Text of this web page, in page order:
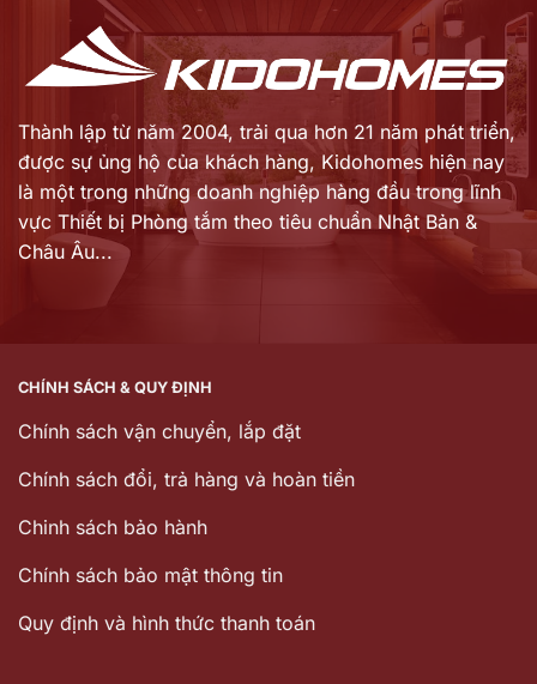
Thành lập từ năm 2004, trải qua hơn 21 năm phát triển,
được sự ủng hộ của khách hàng, Kidohomes hiện nay
là một trong những doanh nghiệp hàng đầu trong lĩnh
vực Thiết bị Phòng tắm theo tiêu chuẩn Nhật Bản &
Châu Âu...
CHÍNH SÁCH & QUY ĐỊNH
Chính sách vận chuyển, lắp đặt
Chính sách đổi, trả hàng và hoàn tiền
Chinh sách bảo hành
Chính sách bảo mật thông tin
Quy định và hình thức thanh toán